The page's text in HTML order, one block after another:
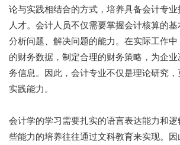
论与实践相结合的方式，培养具备会计专
人才。会计人员不仅需要掌握会计核算的
分析问题、解决问题的能力。在实际工作
的财务数据，制定合理的财务策略，为企
务信息。因此，会计专业不仅是理论研究
实践能力。
会计学的学习需要扎实的语言表达能力和
些能力的培养往往通过文科教育来实现。